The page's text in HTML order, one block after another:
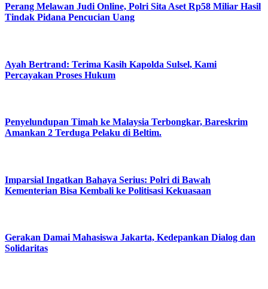
Perang Melawan Judi Online, Polri Sita Aset Rp58 Miliar Hasil
Tindak Pidana Pencucian Uang
Ayah Bertrand: Terima Kasih Kapolda Sulsel, Kami
Percayakan Proses Hukum
Penyelundupan Timah ke Malaysia Terbongkar, Bareskrim
Amankan 2 Terduga Pelaku di Beltim.
Imparsial Ingatkan Bahaya Serius: Polri di Bawah
Kementerian Bisa Kembali ke Politisasi Kekuasaan
Gerakan Damai Mahasiswa Jakarta, Kedepankan Dialog dan
Solidaritas